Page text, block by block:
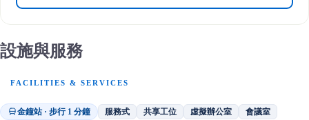
設施與服務
FACILITIES & SERVICES
金鐘站 · 步行 1 分鐘 服務式 共享工位 虛擬辦公室 會議室